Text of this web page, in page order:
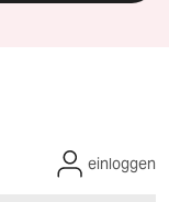
einloggen